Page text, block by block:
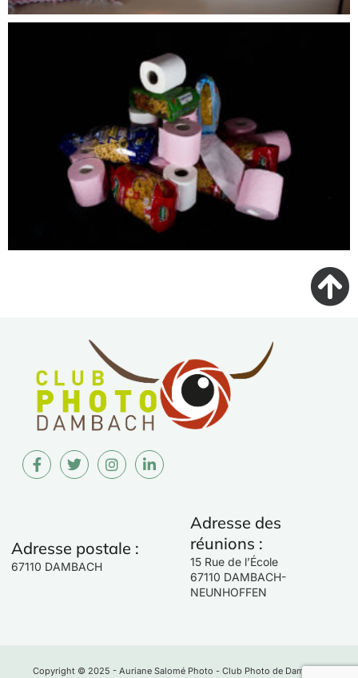
Adresse postale :
67110 DAMBACH
Adresse des
réunions :
15 Rue de l’École
67110 DAMBACH-
NEUNHOFFEN
Copyright © 2025 - Auriane Salomé Photo - Club Photo de Dambach